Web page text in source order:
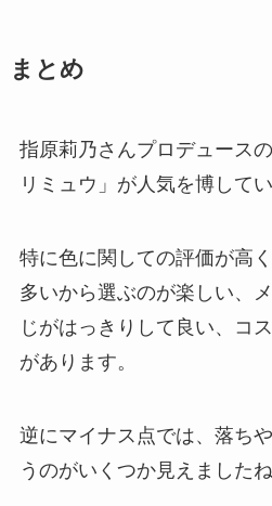
まとめ
指原莉乃さんプロデュース
リミュウ」が人気を博してい
特に色に関しての評価が高
多いから選ぶのが楽しい、
じがはっきりして良い、コ
があります。
逆にマイナス点では、落ち
うのがいくつか見えましたね